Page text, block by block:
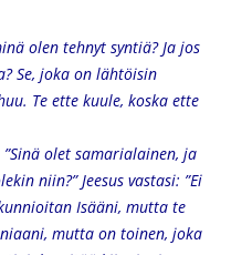
olen tehnyt syntiä? Ja jos
Se, joka on lähtöisin
Te ette kuule, koska ette
olet samarialainen, ja
niin?” Jeesus vastasi: ”Ei
Isääni, mutta te
mutta on toinen, joka